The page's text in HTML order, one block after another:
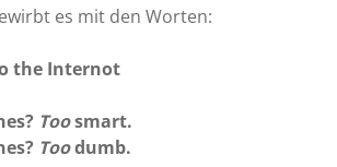
es mit den Worten:
the Internot
Toosmart.
Toodumb.